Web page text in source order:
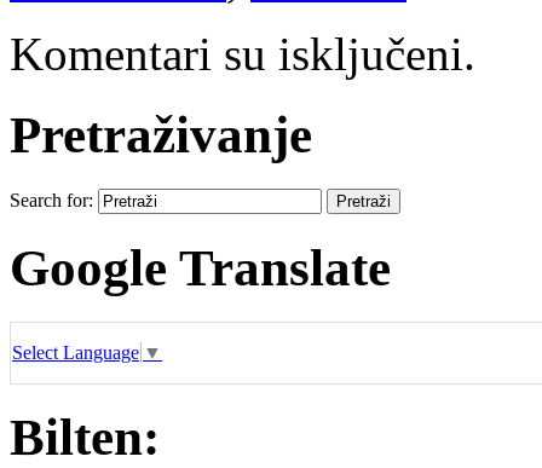
Komentari su isključeni.
Pretraživanje
Search for:
Google Translate
Select Language ▼
Bilten: